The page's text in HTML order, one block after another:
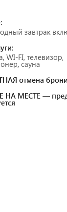
завтрак
WI-FI, телевизор,
сауна
отмена
НА МЕСТЕ —